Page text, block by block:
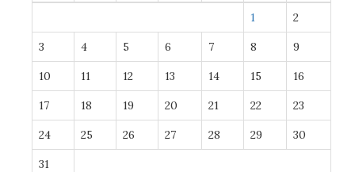
1 2
3 4 5 6 7 8 9
10 11 12 13 14 15 16
17 18 19 20 21 22 23
24 25 26 27 28 29 30
31